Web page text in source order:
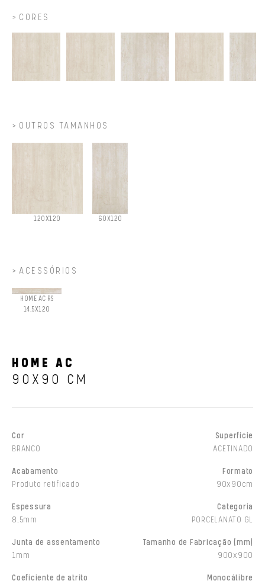
CORES
OUTROS TAMANHOS
120X120 60X120
ACESSÓRIOS
HOME AC RS
14,5X120
HOME AC
90X90 CM
Cor
BRANCO
Superfície
ACETINADO
Acabamento
Produto retificado
Formato
90x90cm
Espessura
8,5mm
Categoria
PORCELANATO GL
Junta de assentamento
1mm
Tamanho de Fabricação (mm)
900x900
Coeficiente de atrito
Monocálibre